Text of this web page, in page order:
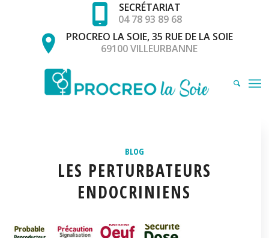
SECRÉTARIAT
04 78 93 89 68
PROCREO LA SOIE, 35 RUE DE LA SOIE
69100 VILLEURBANNE
BLOG
LES PERTURBATEURS
ENDOCRINIENS